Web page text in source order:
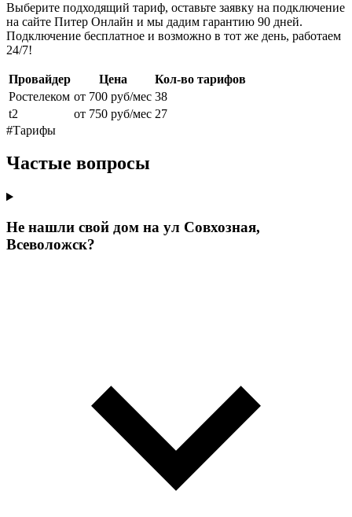
Выберите подходящий тариф, оставьте заявку на подключение
на сайте Питер Онлайн и мы дадим гарантию 90 дней.
Подключение бесплатное и возможно в тот же день, работаем
24/7!
Провайдер Цена
Кол-во тарифов
Ростелеком от 700 руб/мес 38
t2
от 750 руб/мес 27
#Тарифы
Частые вопросы
Не нашли свой дом на ул Совхозная,
Всеволожск?